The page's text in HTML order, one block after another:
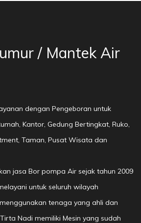
/ Mantek Air
dengan Pengeboran untuk
Kantor, Gedung Bertingkat, Ruko,
Taman, Pusat Wisata dan
jasa Bor pompa Air sejak tahun 2009
untuk seluruh wilayah
tenaga yang ahli dan
Nadi memiliki Mesin yang sudah